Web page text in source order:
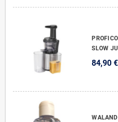
SLOW
84,90 €